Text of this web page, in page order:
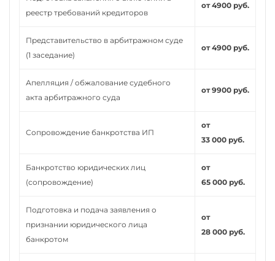
реестр требований кредиторов
от 4900 руб.
Представительство в арбитражном суде
(1 заседание)
от 4900 руб.
Апелляция / обжалование судебного
акта арбитражного суда
от 9900 руб.
Сопровождение банкротства ИП
от
33 000 руб.
Банкротство юридических лиц
(сопровождение)
от
65 000 руб.
Подготовка и подача заявления о
признании юридического лица
банкротом
от
28 000 руб.